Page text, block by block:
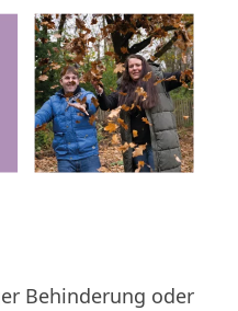
Behinderung oder